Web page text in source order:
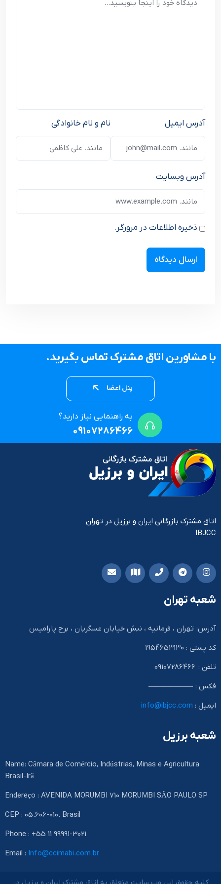
نام و نام خانوادگی آدرس ایمیل
آدرس وبسایت
ذخیره اطلاعات در مرورگر.
با مشاورین اتاق مشترک تماس بگیرید.
پنل اعضا
به راهنمایی نیاز دارید؟
09107286466
اتاق مشترک بازرگانی ایران و برزیل در تهران
IBJCC
شعبه تهران
آدرس: تهران ، فرمانیه ، نبش خیابان عسگریان ، برج پارامیس
کد پستی : 1954653130
تلفن : 09107286466
فکس : ——————
ایمیل : info@ibjcc.com
شعبه برزیل
Name: Câmara de Comércio, Indústrias, Minas e Agricultura
Brasil-Irã
Endereço : AVENIDA MORUMBI 710 MORUMBI SÃO PAULO SP
CEP : 05.606-010. Brasil
Phone : +55 11 99991-3021
Email : Info@ccimabi.com.br